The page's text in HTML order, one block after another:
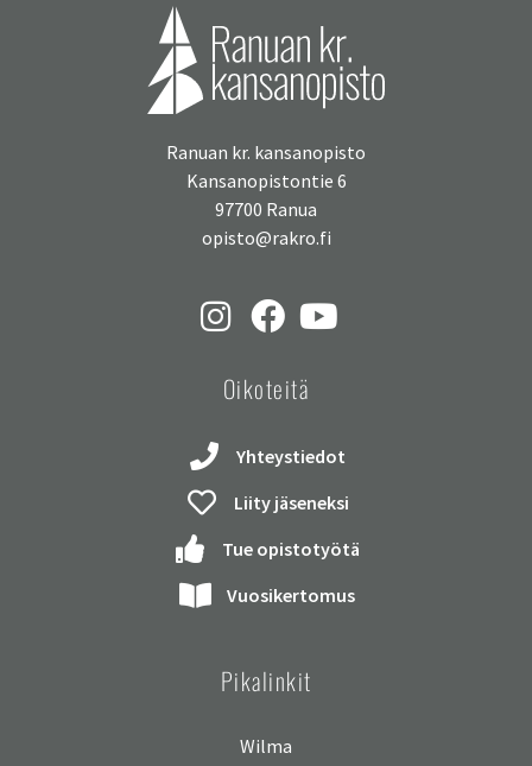
Ranuan kr. kansanopisto
Kansanopistontie 6
97700 Ranua
opisto@rakro.fi
Oikoteitä
Yhteystiedot
Liity jäseneksi
Tue opistotyötä
Vuosikertomus
Pikalinkit
Wilma